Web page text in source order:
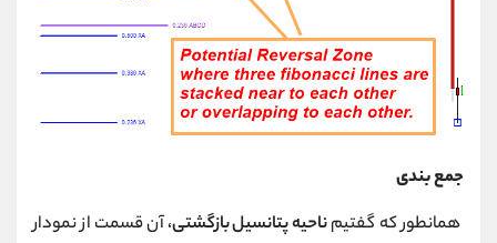
جمع بندی
همانطور که گفتیمناحیه پتانسیل بازگشتی، آن قسمت از نمودار